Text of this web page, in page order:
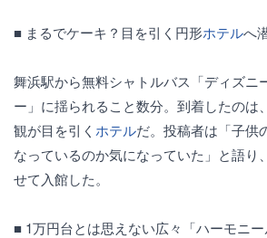
■ まるでケーキ？目を引く円形ホテルへ
舞浜駅から無料シャトルバス「ディズニ
ー」に揺られること数分。到着したのは
観が目を引く ホテルだ。投稿者は「子供
なっているのか気になっていた」と語り
せて入館した。
■ 1万円台とは思えない広々「ハーモニー